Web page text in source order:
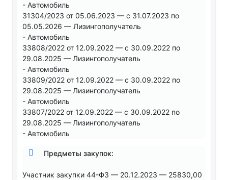
- Автомобиль
31304/2023 от 05.06.2023 — с 31.07.2023 по
05.05.2026 — Лизингополучатель
- Автомобиль
33808/2022 от 12.09.2022 — с 30.09.2022 по
29.08.2025 — Лизингополучатель
- Автомобиль
33809/2022 от 12.09.2022 — с 30.09.2022 по
29.08.2025 — Лизингополучатель
- Автомобиль
33807/2022 от 12.09.2022 — с 30.09.2022 по
29.08.2025 — Лизингополучатель
- Автомобиль
Предметы закупок:
Участник закупки 44-ФЗ — 20.12.2023 — 25830,00